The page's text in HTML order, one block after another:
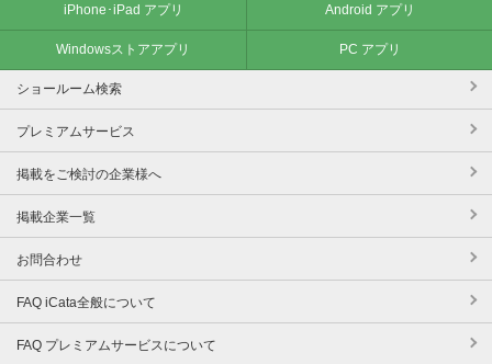
iPhone･iPad アプリ Android アプリ
Windowsストアアプリ PC アプリ
ショールーム検索
プレミアムサービス
掲載をご検討の企業様へ
掲載企業一覧
お問合わせ
FAQ iCata全般について
FAQ プレミアムサービスについて